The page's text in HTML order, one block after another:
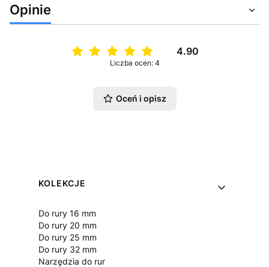
Opinie
4.90
Liczba ocen: 4
Oceń i opisz
Linki w stopce
KOLEKCJE
Do rury 16 mm
Do rury 20 mm
Do rury 25 mm
Do rury 32 mm
Narzędzia do rur